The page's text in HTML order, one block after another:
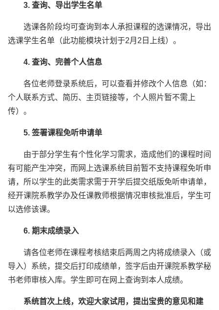
3. 查询、导出学生名单
选课各阶段均可查询到本人承担课程的选课情况，导出
选课学生名单（此功能模块计划于2月2日上线）。
4. 查询、完善个人信息
各位老师登录系统后，可以查看并修改个人信息（如：
个人联系方式、简历、主页链接等，个人照片暂不需上
传）。
5. 签署课程免听申请单
由于部分学生有个性化学习需求，造成他们的课程时间
有可能产生冲突，而网上选课系统目前暂不支持课程免听申
请，所以学生的此类需求需于开学后提交纸版免听申请单，
经开课院系教学办及任课教师根据情况审核批准后，学生可
以选修该课。
6. 期末成绩录入
请各位老师在课程考核结束后两周之内将成绩录入（或
导入）系统，提交后打印成绩单，签字后由开课院系教学秘
书老师审核入库。学生即可在网上查询到本人成绩。
系统首次上线，欢迎大家试用，提出宝贵的意见和建